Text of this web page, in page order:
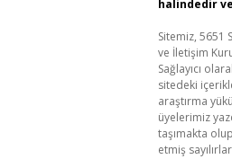
halindedir
Sitemiz, 5651
ve İletişim
Sağlayıcı
sitedeki
araştırma
üyelerimiz
taşımakta
etmiş